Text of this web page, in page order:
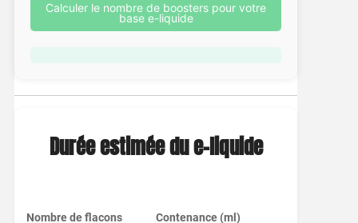
Calculer le nombre de boosters pour votre
base e-liquide
Durée estimée du e-liquide
Nombre de flacons Contenance (ml)